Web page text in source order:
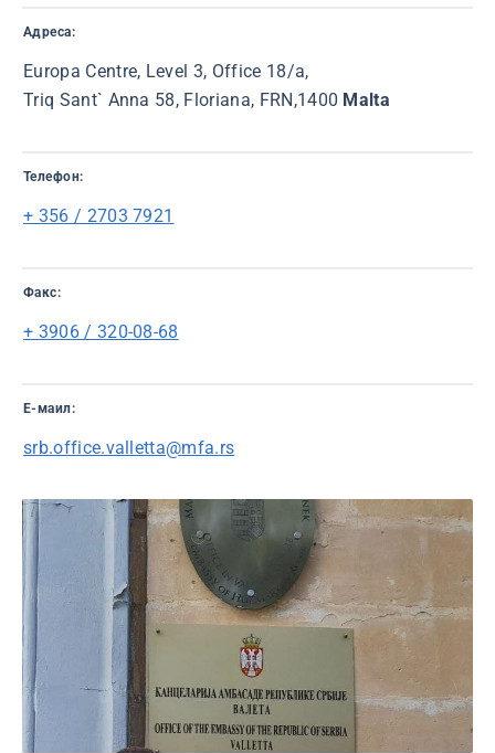
Адреса:
Europa Centre, Level 3, Office 18/a,
Triq Sant` Anna 58, Floriana, FRN,1400 Malta
Телефон:
+ 356 / 2703 7921
Факс:
+ 3906 / 320-08-68
Е-маил:
srb.office.valletta@mfa.rs